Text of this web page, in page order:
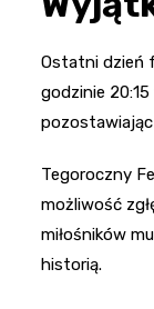
Ostatni dzień
godzinie
pozostawiając
Tegoroczny
możliwość
miłośników
historią.